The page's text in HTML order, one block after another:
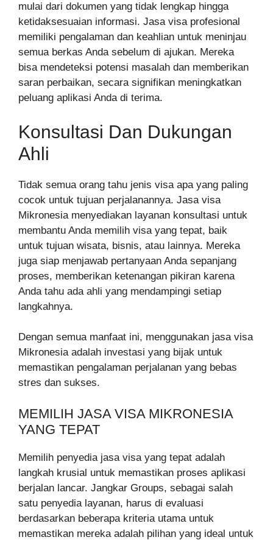
mulai dari dokumen yang tidak lengkap hingga
ketidaksesuaian informasi. Jasa visa profesional
memiliki pengalaman dan keahlian untuk meninjau
semua berkas Anda sebelum di ajukan. Mereka
bisa mendeteksi potensi masalah dan memberikan
saran perbaikan, secara signifikan meningkatkan
peluang aplikasi Anda di terima.
Konsultasi Dan Dukungan
Ahli
Tidak semua orang tahu jenis visa apa yang paling
cocok untuk tujuan perjalanannya. Jasa visa
Mikronesia menyediakan layanan konsultasi untuk
membantu Anda memilih visa yang tepat, baik
untuk tujuan wisata, bisnis, atau lainnya. Mereka
juga siap menjawab pertanyaan Anda sepanjang
proses, memberikan ketenangan pikiran karena
Anda tahu ada ahli yang mendampingi setiap
langkahnya.
Dengan semua manfaat ini, menggunakan jasa visa
Mikronesia adalah investasi yang bijak untuk
memastikan pengalaman perjalanan yang bebas
stres dan sukses.
MEMILIH JASA VISA MIKRONESIA
YANG TEPAT
Memilih penyedia jasa visa yang tepat adalah
langkah krusial untuk memastikan proses aplikasi
berjalan lancar. Jangkar Groups, sebagai salah
satu penyedia layanan, harus di evaluasi
berdasarkan beberapa kriteria utama untuk
memastikan mereka adalah pilihan yang ideal untuk